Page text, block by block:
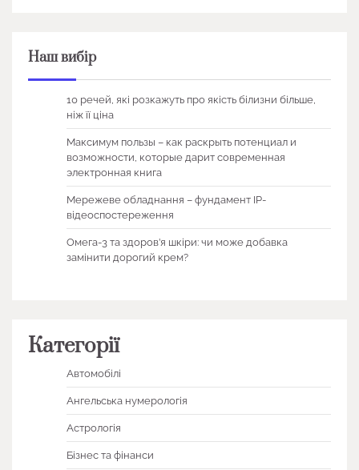
Наш вибір
10 речей, які розкажуть про якість білизни більше,
ніж її ціна
Максимум пользы – как раскрыть потенциал и
возможности, которые дарит современная
электронная книга
Мережеве обладнання – фундамент IP-
відеоспостереження
Омега-3 та здоров’я шкіри: чи може добавка
замінити дорогий крем?
Категорії
Автомобілі
Ангельська нумерологія
Астрологія
Бізнес та фінанси